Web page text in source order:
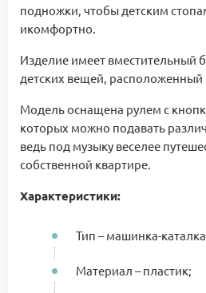
подножки, чтобы детским
икомфортно.
Изделие имеет вместительный
детских вещей,
Модель оснащена рулем с
которых можно подавать
ведь под музыку веселее
собственной квартире.
Характеристики:
Тип – машинка-
Материал – пластик;